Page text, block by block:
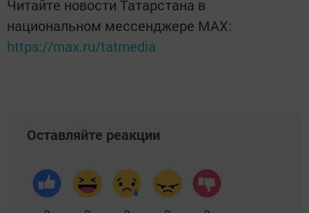
Читайте новости Татарстана в
национальном мессенджере MАХ:
https://max.ru/tatmedia
Оставляйте реакции